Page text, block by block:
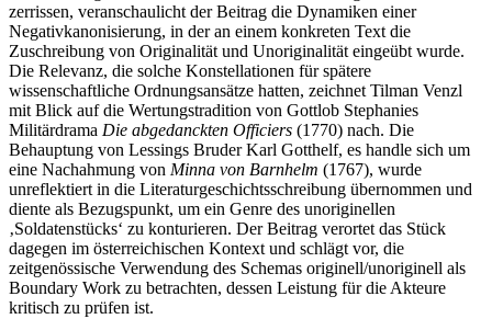
zerrissen, veranschaulicht der Beitrag die Dynamiken einer
Negativkanonisierung, in der an einem konkreten Text die
Zuschreibung von Originalität und Unoriginalität eingeübt wurde.
Die Relevanz, die solche Konstellationen für spätere
wissenschaftliche Ordnungsansätze hatten, zeichnet Tilman Venzl
mit Blick auf die Wertungstradition von Gottlob Stephanies
Militärdrama Die abgedanckten Officiers (1770) nach. Die
Behauptung von Lessings Bruder Karl Gotthelf, es handle sich um
eine Nachahmung von Minna von Barnhelm (1767), wurde
unreflektiert in die Literaturgeschichtsschreibung übernommen und
diente als Bezugspunkt, um ein Genre des unoriginellen
‚Soldatenstücks‘ zu konturieren. Der Beitrag verortet das Stück
dagegen im österreichischen Kontext und schlägt vor, die
zeitgenössische Verwendung des Schemas originell/unoriginell als
Boundary Work zu betrachten, dessen Leistung für die Akteure
kritisch zu prüfen ist.